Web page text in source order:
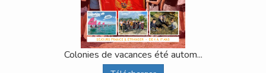
Colonies de vacances été autom...